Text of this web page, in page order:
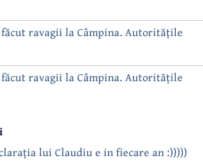
făcut ravagii la Câmpina. Autoritățile
făcut ravagii la Câmpina. Autoritățile
lui Claudiu e in fiecare an :)))))